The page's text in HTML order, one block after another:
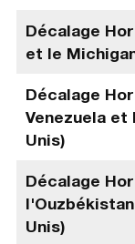
Décalage
et le
Décalage
Venezuela et
Unis)
Décalage
Unis)